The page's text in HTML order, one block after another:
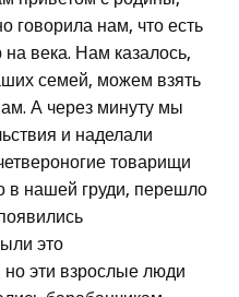
говорила нам, что есть
века. Нам казалось,
семей, можем взять
А через минуту мы
и наделали
товарищи
в нашей груди, перешло
это
эти взрослые люди